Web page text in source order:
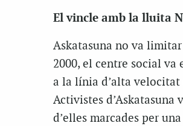
El vincle amb la lluita
Askatasuna no va
2000, el centre social
a la línia d’alta velocitat
Activistes
d’elles marcades per